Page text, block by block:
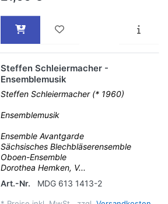
Steffen Schleiermacher -
Ensemblemusik
Steffen Schleiermacher (* 1960)
Ensemblemusik
Ensemble Avantgarde
Sächsisches Blechbläserensemble
Oboen-Ensemble
Dorothea Hemken, V...
Art.-Nr.
MDG 613 1413-2